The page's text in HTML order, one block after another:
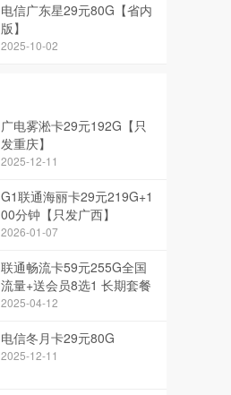
电信广东星29元80G【省内
版】
2025-10-02
广电雾淞卡29元192G【只
发重庆】
2025-12-11
G1联通海丽卡29元219G+1
00分钟【只发广西】
2026-01-07
联通畅流卡59元255G全国
流量+送会员8选1 长期套餐
2025-04-12
电信冬月卡29元80G
2025-12-11